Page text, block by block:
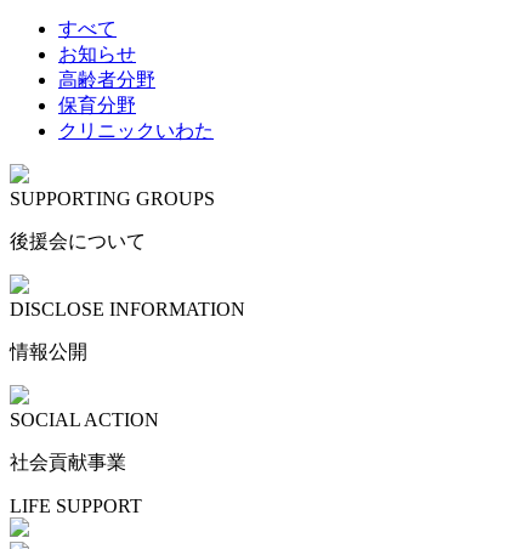
すべて
お知らせ
高齢者分野
保育分野
クリニックいわた
SUPPORTING GROUPS
後援会について
DISCLOSE INFORMATION
情報公開
SOCIAL ACTION
社会貢献事業
LIFE SUPPORT